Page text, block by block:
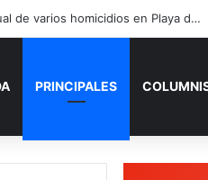
Capturan en Jalisco a ‘El Ruso’, presunto autor intelectual de varios homicidios en Playa del Carmen
PRINCIPALES